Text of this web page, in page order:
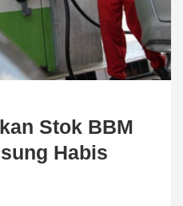
Stok BBM
Habis